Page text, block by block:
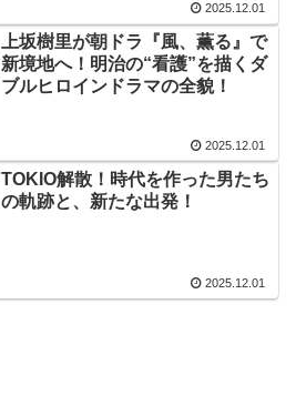
2025.12.01
上坂樹里が朝ドラ『風、薫る』で
新境地へ！明治の“看護”を描くダ
ブルヒロインドラマの全貌！
2025.12.01
TOKIO解散！時代を作った男たち
の軌跡と、新たな出発！
2025.12.01